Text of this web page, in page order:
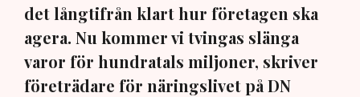
det långtifrån klart hur företagen ska
agera. Nu kommer vi tvingas slänga
varor för hundratals miljoner, skriver
företrädare för näringslivet på DN